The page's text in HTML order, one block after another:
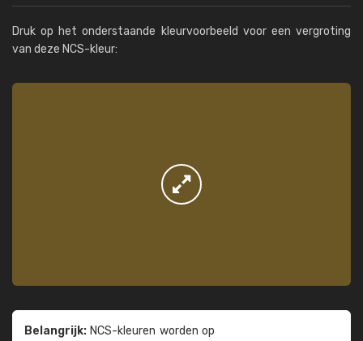
Druk op het onderstaande kleurvoorbeeld voor een vergroting
van deze NCS-kleur:
Belangrijk: NCS-kleuren worden op